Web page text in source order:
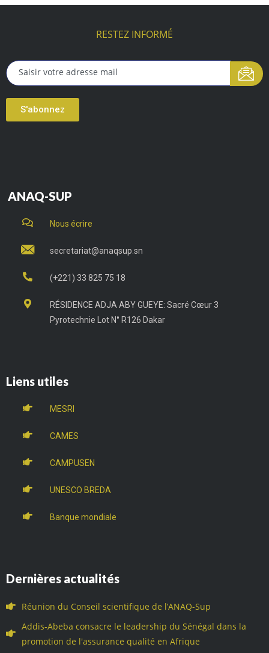
RESTEZ INFORMÉ
S'abonnez
ANAQ-SUP
Nous écrire
secretariat@anaqsup.sn
(+221) 33 825 75 18
RÉSIDENCE ADJA ABY GUEYE: Sacré Cœur 3
Pyrotechnie Lot N° R126 Dakar
Liens utiles
MESRI
CAMES
CAMPUSEN
UNESCO BREDA
Banque mondiale
Dernières actualités
Réunion du Conseil scientifique de l’ANAQ-Sup
Addis-Abeba consacre le leadership du Sénégal dans la
promotion de l'assurance qualité en Afrique